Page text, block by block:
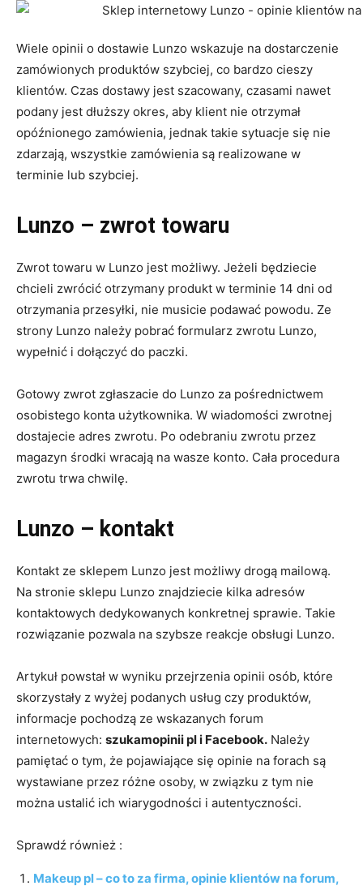
Wiele opinii o dostawie Lunzo wskazuje na dostarczenie
zamówionych produktów szybciej, co bardzo cieszy
klientów. Czas dostawy jest szacowany, czasami nawet
podany jest dłuższy okres, aby klient nie otrzymał
opóźnionego zamówienia, jednak takie sytuacje się nie
zdarzają, wszystkie zamówienia są realizowane w
terminie lub szybciej.
Lunzo – zwrot towaru
Zwrot towaru w Lunzo jest możliwy. Jeżeli będziecie
chcieli zwrócić otrzymany produkt w terminie 14 dni od
otrzymania przesyłki, nie musicie podawać powodu. Ze
strony Lunzo należy pobrać formularz zwrotu Lunzo,
wypełnić i dołączyć do paczki.
Gotowy zwrot zgłaszacie do Lunzo za pośrednictwem
osobistego konta użytkownika. W wiadomości zwrotnej
dostajecie adres zwrotu. Po odebraniu zwrotu przez
magazyn środki wracają na wasze konto. Cała procedura
zwrotu trwa chwilę.
Lunzo – kontakt
Kontakt ze sklepem Lunzo jest możliwy drogą mailową.
Na stronie sklepu Lunzo znajdziecie kilka adresów
kontaktowych dedykowanych konkretnej sprawie. Takie
rozwiązanie pozwala na szybsze reakcje obsługi Lunzo.
Artykuł powstał w wyniku przejrzenia opinii osób, które
skorzystały z wyżej podanych usług czy produktów,
informacje pochodzą ze wskazanych forum
internetowych: szukamopinii pl i Facebook. Należy
pamiętać o tym, że pojawiające się opinie na forach są
wystawiane przez różne osoby, w związku z tym nie
można ustalić ich wiarygodności i autentyczności.
Sprawdź również :
Makeup pl – co to za firma, opinie klientów na forum,